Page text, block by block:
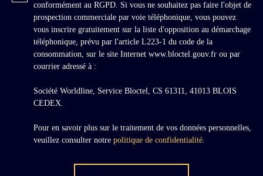
conformément au RGPD. Si vous ne souhaitez pas faire l'objet de
prospection commerciale par voie téléphonique, vous pouvez
vous inscrire gratuitement sur la liste d'opposition au démarchage
téléphonique, prévu par l'article L223-1 du code de la
consommation, sur le site Internet www.bloctel.gouv.fr ou par
courrier adressé à :
Société Worldline, Service Bloctel, CS 61311, 41013 BLOIS
CEDEX.
Pour en savoir plus sur le traitement de vos données personnelles,
veuillez consulter notre politique de confidentialité